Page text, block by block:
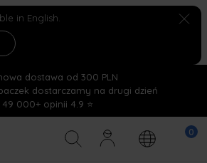
in English.
dostawa od 300 PLN
dostarczamy na drugi dzień
49 000+ opinii 4.9 ⭐